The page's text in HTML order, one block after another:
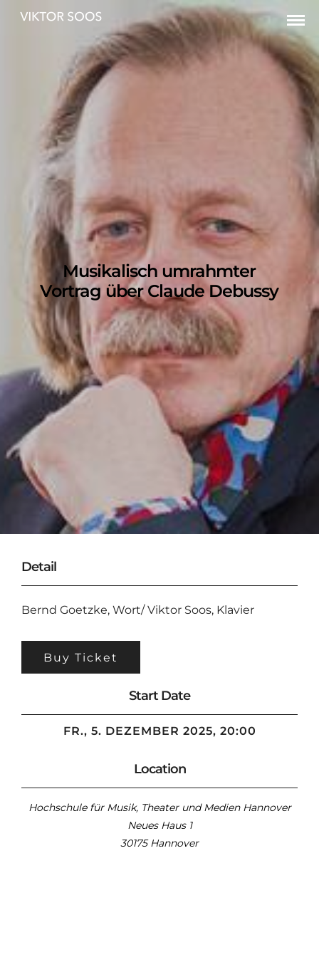
Musikalisch umrahmter
Vortrag über Claude Debussy
Detail
Bernd Goetzke, Wort/ Viktor Soos, Klavier
Buy Ticket
Start Date
FR., 5. DEZEMBER 2025, 20:00
Location
Hochschule für Musik, Theater und Medien Hannover
Neues Haus 1
30175 Hannover